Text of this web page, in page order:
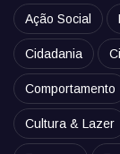
Ação Social
Cidadania
Comportamento
Cultura & Lazer